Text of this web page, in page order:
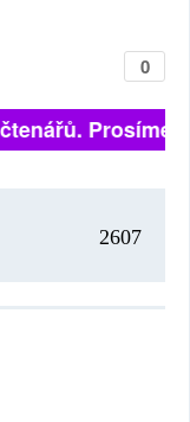
0
Prosíme,
2607